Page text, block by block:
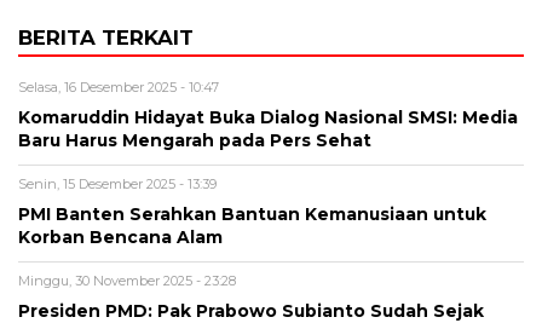
BERITA TERKAIT
Selasa, 16 Desember 2025 - 10:47
Komaruddin Hidayat Buka Dialog Nasional SMSI: Media
Baru Harus Mengarah pada Pers Sehat
Senin, 15 Desember 2025 - 13:39
PMI Banten Serahkan Bantuan Kemanusiaan untuk
Korban Bencana Alam
Minggu, 30 November 2025 - 23:28
Presiden PMD: Pak Prabowo Subianto Sudah Sejak